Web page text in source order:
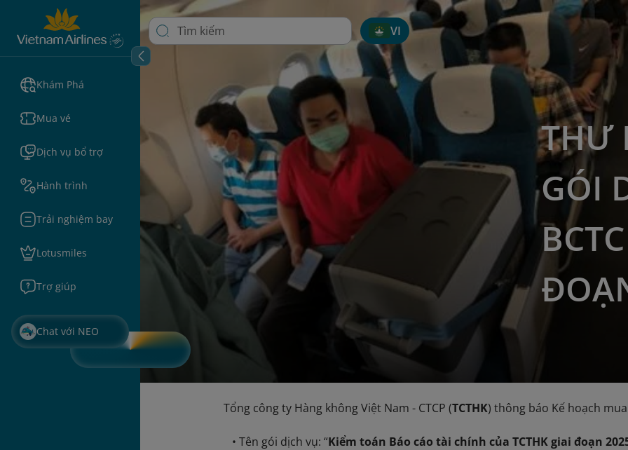
Khám Phá
Mua vé
Dịch vụ bổ trợ
Hành trình
Trải nghiệm bay
Lotusmiles
Trợ giúp
Chat với NEO
VI
THƯ
GÓI
Tổng công ty Hàng không Việt Nam - CTCP (TCTHK) thông báo Kế hoạch
• Tên gói dịch vụ: “Kiểm toán Báo cáo tài chính của TCTHK giai đoạn